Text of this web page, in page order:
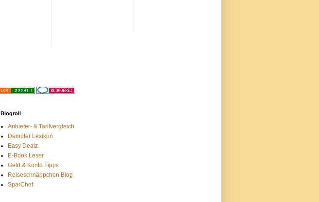
Blogroll
Anbieter- & Tarifvergleich
Dampfer Lexikon
Easy Dealz
E-Book Leser
Geld & Konto Tipps
Reiseschnäppchen Blog
SparChef